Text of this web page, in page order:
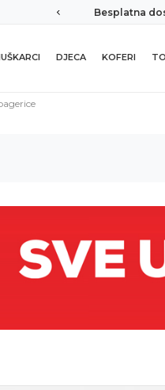
Besplatna
DJECA KOFERI